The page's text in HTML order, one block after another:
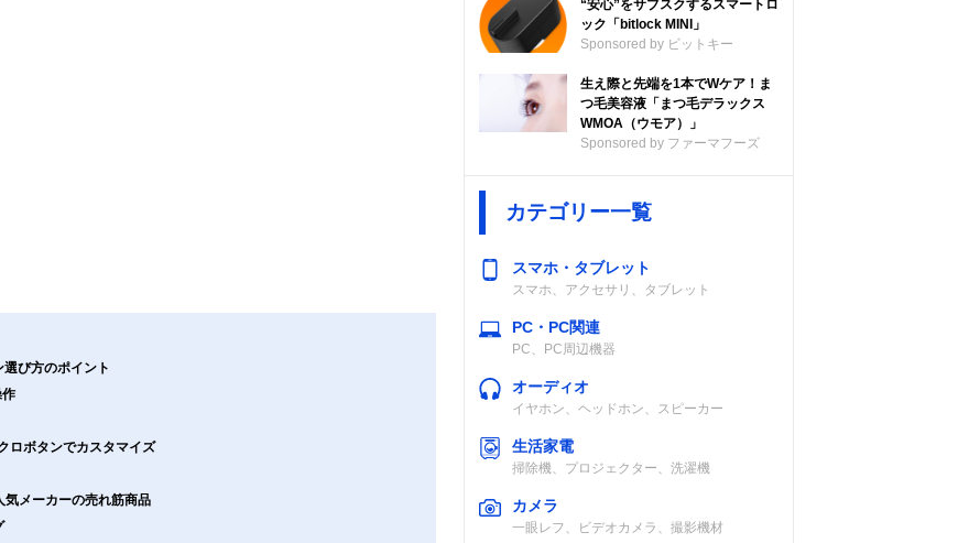
び方のポイント
ロボタンでカスタマイズ
気メーカーの売れ筋商品
“安心”をサブスクするスマートロ
ック「bitlock MINI」
Sponsored by ビットキー
生え際と先端を1本でWケア！ま
つ毛美容液「まつ毛デラックス
WMOA（ウモア）」
Sponsored by ファーマフーズ
カテゴリー一覧
スマホ・タブレット
スマホ、アクセサリ、タブレット
PC・PC関連
PC、PC周辺機器
オーディオ
イヤホン、ヘッドホン、スピーカー
生活家電
掃除機、プロジェクター、洗濯機
カメラ
一眼レフ、ビデオカメラ、撮影機材